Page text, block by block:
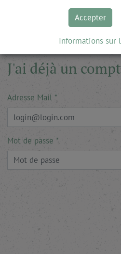
vous suffit de vous inscrire.
J'ai déjà un
Adresse Mail
Mot de passe
Accepter
Informations sur